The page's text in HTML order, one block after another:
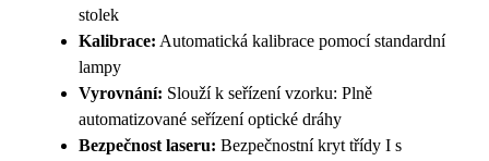
stolek
Kalibrace: Automatická kalibrace pomocí standardní
lampy
Vyrovnání: Slouží k seřízení vzorku: Plně
automatizované seřízení optické dráhy
Bezpečnost laseru: Bezpečnostní kryt třídy I s